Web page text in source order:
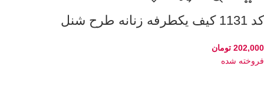
کد 1131 کیف یکطرفه زنانه طرح شنل
202,000 تومان
فروخته شده